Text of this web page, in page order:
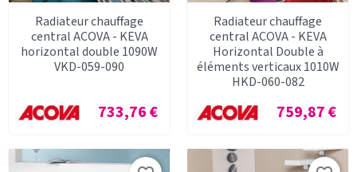
Radiateur chauffage
central ACOVA - KEVA
horizontal double 1090W
VKD-059-090
Prix
733,76 €
Radiateur chauffage
central ACOVA - KEVA
Horizontal Double à
éléments verticaux 1010W
HKD-060-082
Prix
759,87 €